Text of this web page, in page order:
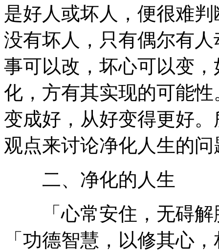
是好人或坏人，便很难
没有坏人，只有偶尔有
事可以改，坏心可以变
化，方有其实现的可能
变成好，从好变得更好
观点来讨论净化人生的问
二、净化的人生
「心常安住，无碍解
「功德智慧，以修其心